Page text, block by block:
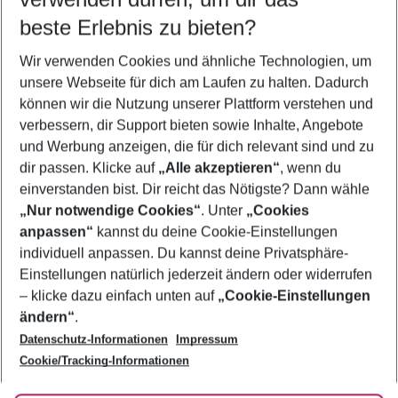
5-8 Nächte
2 Erwachsene Keine Kinder
Mehr Filter anzeigen
Footer
Footer navigation
Über uns
AGB
Bestpreisgarantie
Cookie-Einstellungen ändern
Cookie-Richtlinie
Agenturbetreuung
Barrierefreies Reisen
Folge uns
beste Erlebnis zu bieten?
Wir verwenden Cookies und ähnliche Technologien, um
unsere Webseite für dich am Laufen zu halten. Dadurch
können wir die Nutzung unserer Plattform verstehen und
verbessern, dir Support bieten sowie Inhalte, Angebote
und Werbung anzeigen, die für dich relevant sind und zu
dir passen. Klicke auf „Alle akzeptieren“, wenn du
einverstanden bist. Dir reicht das Nötigste? Dann wähle
„Nur notwendige Cookies“. Unter „Cookies
anpassen“ kannst du deine Cookie-Einstellungen
individuell anpassen. Du kannst deine Privatsphäre-
Einstellungen natürlich jederzeit ändern oder widerrufen
– klicke dazu einfach unten auf „Cookie-Einstellungen
ändern“.
Datenschutz-Informationen
Impressum
Cookie/Tracking-Informationen